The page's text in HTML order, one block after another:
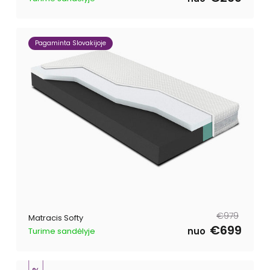
Pagaminta Slovakijoje
Matracis Softy
Turime sandėlyje
Parastā
cena
€979
Pārdošanas
cena
nuo €699